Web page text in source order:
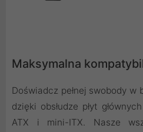
Maksymalna
Doświadcz pełnej swobody w
dzięki obsłudze płyt
ATX i mini-ITX. Nasze